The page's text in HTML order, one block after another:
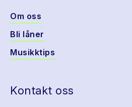
Om oss
Bli låner
Musikktips
Kontakt oss